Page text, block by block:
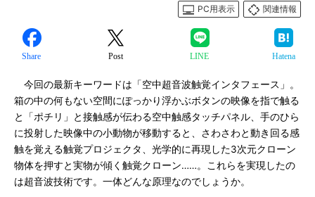
PC用表示
関連情報
Share Post LINE Hatena
今回の最新キーワードは「空中超音波触覚インタフェース」。
箱の中の何もない空間にぽっかり浮かぶボタンの映像を指で触る
と「ポチリ」と接触感が伝わる空中触感タッチパネル、手のひら
に投射した映像中の小動物が移動すると、さわさわと動き回る感
触を覚える触覚プロジェクタ、光学的に再現した3次元クローン
物体を押すと実物が傾く触覚クローン……。これらを実現したの
は超音波技術です。一体どんな原理なのでしょうか。